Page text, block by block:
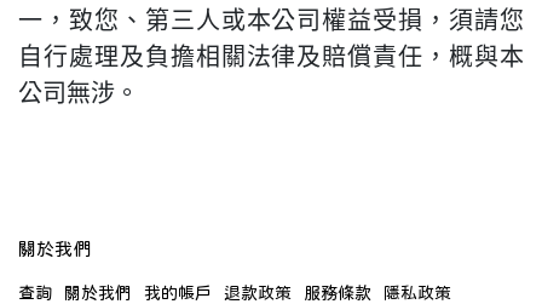
一，致您、第三人或本公司權益受損，須請您
自行處理及負擔相關法律及賠償責任，概與本
公司無涉。
關於我們
查詢 關於我們 我的帳戶 退款政策 服務條款
隱私政策